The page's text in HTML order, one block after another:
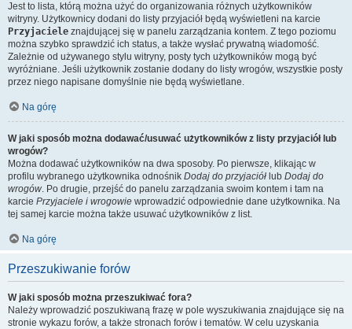
Jest to lista, którą można użyć do organizowania różnych użytkowników
witryny. Użytkownicy dodani do listy przyjaciół będą wyświetleni na karcie
Przyjaciele znajdującej się w panelu zarządzania kontem. Z tego poziomu
można szybko sprawdzić ich status, a także wysłać prywatną wiadomość.
Zależnie od używanego stylu witryny, posty tych użytkowników mogą być
wyróżniane. Jeśli użytkownik zostanie dodany do listy wrogów, wszystkie posty
przez niego napisane domyślnie nie będą wyświetlane.
Na górę
W jaki sposób można dodawać/usuwać użytkowników z listy przyjaciół lub
wrogów?
Można dodawać użytkowników na dwa sposoby. Po pierwsze, klikając w
profilu wybranego użytkownika odnośnik Dodaj do przyjaciół lub Dodaj do
wrogów. Po drugie, przejść do panelu zarządzania swoim kontem i tam na
karcie Przyjaciele i wrogowie wprowadzić odpowiednie dane użytkownika. Na
tej samej karcie można także usuwać użytkowników z list.
Na górę
Przeszukiwanie forów
W jaki sposób można przeszukiwać fora?
Należy wprowadzić poszukiwaną frazę w pole wyszukiwania znajdujące się na
stronie wykazu forów, a także stronach forów i tematów. W celu uzyskania